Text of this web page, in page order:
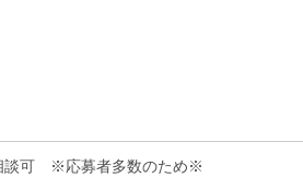
談可 ※応募者多数のため※